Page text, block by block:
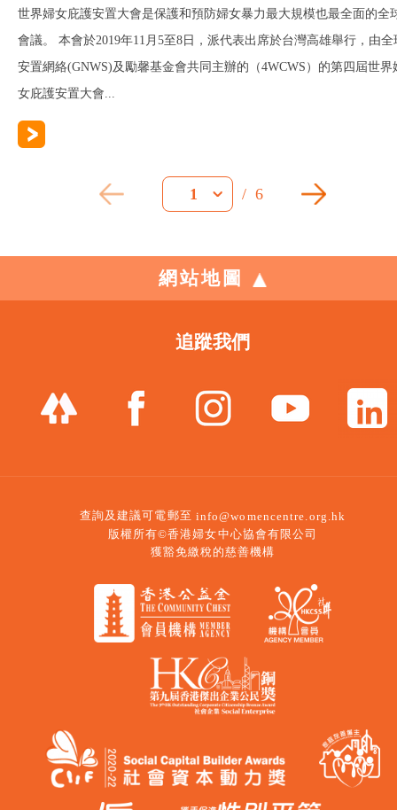
世界婦女庇護安置大會是保護和預防婦女暴力最大規模也最全面的全
會議。 本會於2019年11月5至8日，派代表出席於台灣高雄舉行，由全
安置網絡(GNWS)及勵馨基金會共同主辦的（4WCWS）的第四屆世界
女庇護安置大會...
1 / 6
網站地圖
追蹤我們
查詢及建議可電郵至 info@womencentre.org.hk
版權所有©香港婦女中心協會有限公司
獲豁免繳稅的慈善機構